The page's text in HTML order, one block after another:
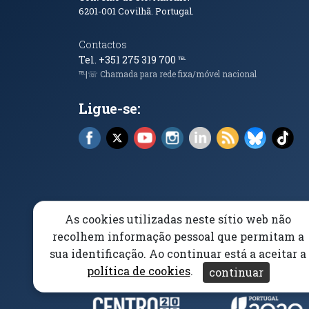
6201-001Covilhã. Portugal.
Contactos
Tel. +351 275 319 700 ℡
℡|☏ Chamada para rede fixa/móvel nacional
Ligue-se:
Facebook (abre em nova janela)
X (abre em nova janela)
YouTube (abre em nova janela)
Instagram (abre em nova
LinkedIn (abre em
RSS (abre em
Bluesky
Acessibilidade Aviso/Privacidade Proteção
(abre em nova janela)
As cookies utilizadas neste sítio web não
recolhem informação pessoal que permitam a
sua identificação. Ao continuar está a aceitar a
política de cookies. continuar